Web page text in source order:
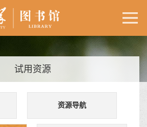
试用资源
资源导航